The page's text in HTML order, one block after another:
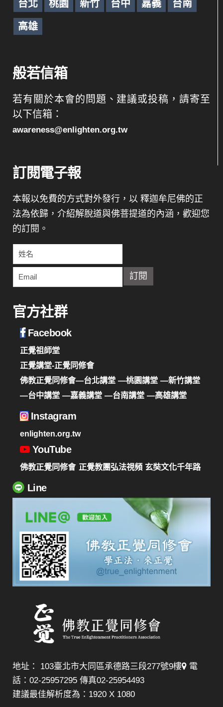
台北 桃園 新竹 台中 嘉義 台南
高雄
般若信箱
若有關於本會的問題、建議或投稿，請寄至
以下信箱：
awareness@enlighten.org.tw
訂閱電子報
本報以免費的方式對外發行，以 釋迦牟尼佛的正
法為依歸，介紹解脫道與佛菩提道的內涵，歡迎您
的訂閱。
官方社群
Facebook
正覺祖師堂
正覺講堂-正覺同修會
佛教正覺同修會—台北講堂 —桃園講堂 —新竹講堂
—台中講堂 —嘉義講堂 —台南講堂 —高雄講堂
Instagram
enlighten.org.tw
YouTube
佛教正覺同修會 正覺教團弘法視頻 玄奘文化千年路
Line
地址： 103臺北市大同區承德路三段277號9樓
電
話：02-25957295 傳真02-25954493
建議最佳解析度為：1920 X 1080